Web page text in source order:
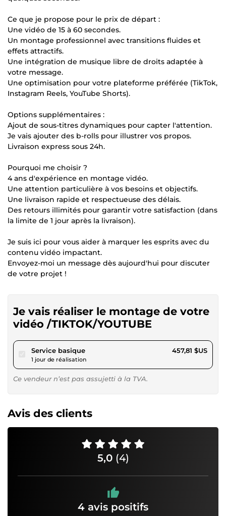
Ce que je propose pour le prix de départ :
Une vidéo de 15 à 60 secondes.
Un montage professionnel avec transitions fluides et
effets attractifs.
Une intégration de musique libre de droits adaptée à
votre message.
Une optimisation pour votre plateforme préférée (TikTok,
Instagram Reels, YouTube Shorts).
Options supplémentaires :
Ajout de sous-titres dynamiques pour capter l'attention.
Je vais ajouter des b-rolls pour illustrer vos propos.
Livraison express sous 24h.
Pourquoi me choisir ?
4 ans d'expérience en montage vidéo.
Une attention particulière à vos besoins et objectifs.
Une livraison rapide et respectueuse des délais.
Des retours illimités pour garantir votre satisfaction (dans
la limite de 1 jour après la livraison).
Je suis ici pour vous aider à marquer les esprits avec du
contenu vidéo impactant.
Envoyez-moi un message dès aujourd'hui pour discuter
de votre projet !
Je vais réaliser le montage de votre
vidéo /TIKTOK/YOUTUBE
Service basiquepour 421,94 $US
1 jour de réalisation
457,81 $US
Ce vendeur n’est pas assujetti à la TVA.
Avis des clients
5,0 (4)
4 avis positifs